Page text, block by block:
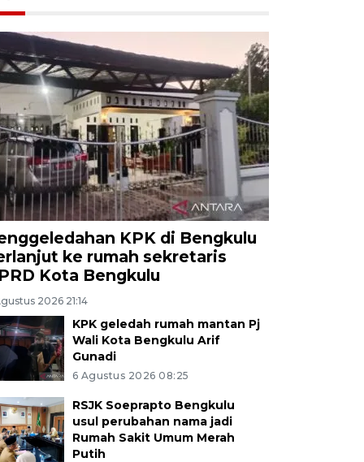
KPK di Bengkulu
ke rumah sekretaris
Kota Bengkulu
2026 21:14
KPK geledah rumah mantan Pj
Wali Kota Bengkulu Arif
Gunadi
6 Agustus 2026 08:25
RSJK Soeprapto Bengkulu
usul perubahan nama jadi
Rumah Sakit Umum Merah
Putih